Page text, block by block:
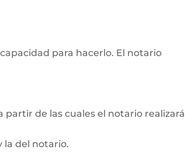
para hacerlo. El notario
partir de las cuales el notario realizará
la del notario.